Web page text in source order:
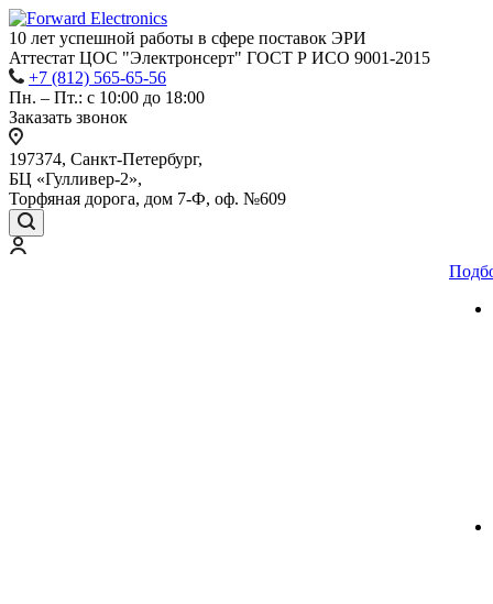
10 лет успешной работы в сфере поставок ЭРИ
Аттестат ЦОС "Электронсерт" ГОСТ Р ИСО 9001-2015
+7 (812) 565-65-56
Пн. – Пт.: с 10:00 до 18:00
Заказать звонок
197374, Санкт-Петербург,
БЦ «Гулливер-2»,
Торфяная дорога, дом 7-Ф, оф. №609